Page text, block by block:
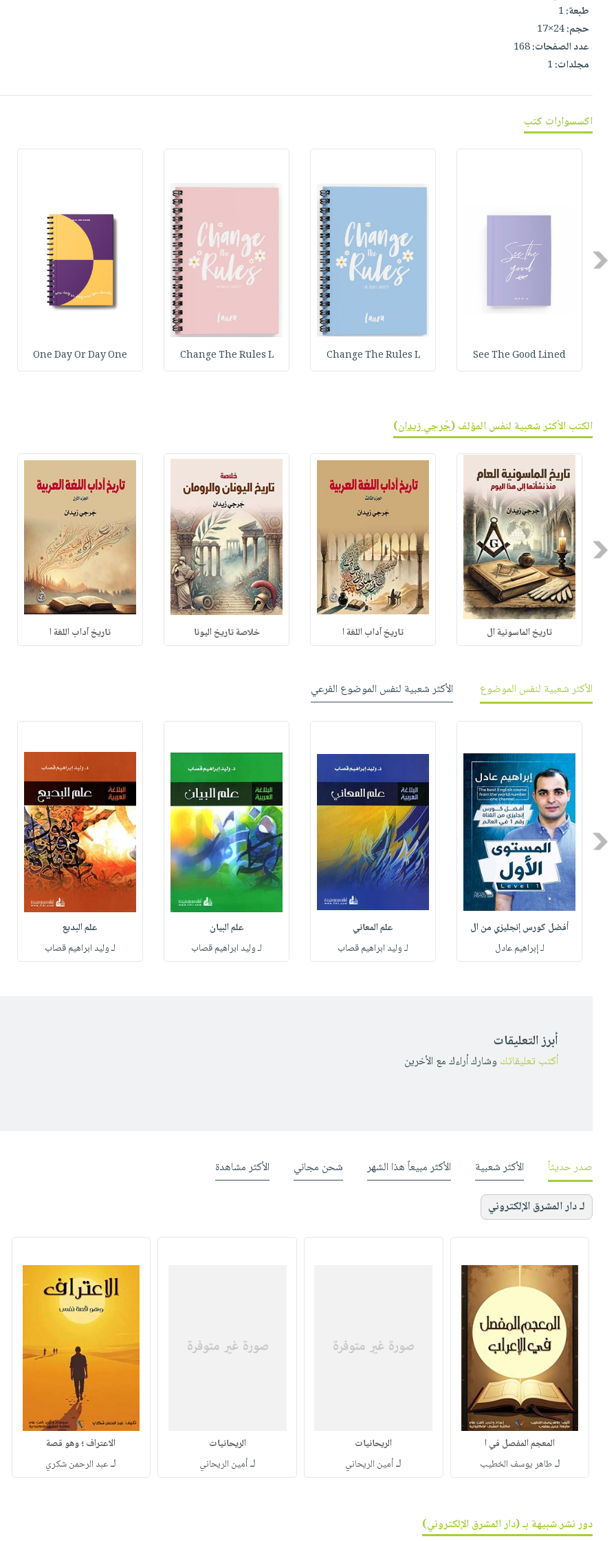
صابون
أطفال
مناسبات
فيديوهات
أسئلة
يتكرر
طرحها
خدمات
وفرات
انشر
عربة
التسوق
نشرة
الإصدارات
طبعة:1
حجم:24×17
عدد الصفحات:168
مجلدات:1
اكسسوارات كتب
Previous
See The Good Lined
Change The Rules L
Change The Rules L
One Day Or Day One
الكتب الأكثر شعبية لنفس المؤلف (جُرجي زيدان)
Previous
تاريخ الماسونية ال تاريخ آداب اللغة ا خلاصة تاريخ اليونا تاريخ آداب اللغة ا
الأكثر شعبية لنفس الموضوع الأكثر شعبية لنفس الموضوع الفرعي
Previous
أفضل كورس إنجليزي من ال
لـ إبراهيم عادل
علم المعاني
لـ وليد ابراهيم قصاب
علم البيان
لـ وليد ابراهيم قصاب
علم البديع
لـ وليد ابراهيم قصاب
أبرز التعليقات
أكتب تعليقاتك وشارك أراءك مع الأخرين
صدر حديثاً الأكثر شعبية الأكثر مبيعاً هذا الشهر شحن مجاني الأكثر مشاهدة
لـ دار المشرق الإلكتروني
المعجم المفصل في ا
لـطاهر يوسف الخطيب
الريحانيات
لـأمين الريحاني
الريحانيات
لـأمين الريحاني
الاعتراف ؛ وهو قصة
لـعبد الرحمن شكري
دور نشر شبيهة بـ (دار المشرق الإلكتروني)